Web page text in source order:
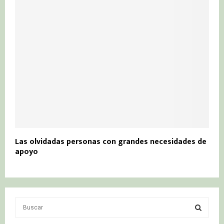
Las olvidadas personas con grandes necesidades de
apoyo